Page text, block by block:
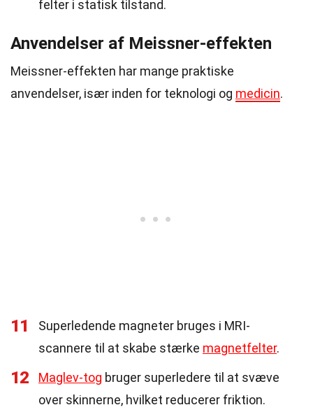
felter i statisk tilstand.
Anvendelser af Meissner-effekten
Meissner-effekten har mange praktiske
anvendelser, især inden for teknologi og medicin.
11
Superledende magneter bruges i MRI-
scannere til at skabe stærke magnetfelter.
12 Maglev-tog bruger superledere til at svæve
over skinnerne, hvilket reducerer friktion.